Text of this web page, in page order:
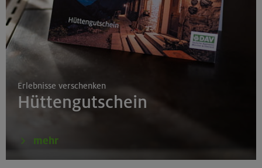
17./18./19.08.26
Aufbaukurs Klettern indoor
München
16.08.26
Erlebnisse verschenken
Hüttengutschein
mehr